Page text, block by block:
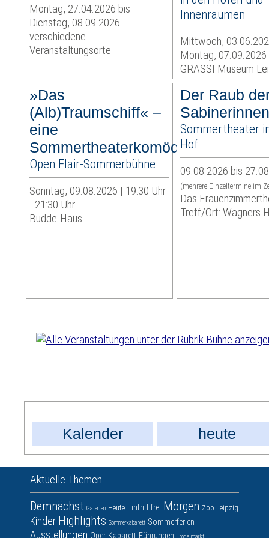
Montag, 27.04.2026 bis
Dienstag, 08.09.2026
verschiedene
Veranstaltungsorte
Innenräumen
Mittwoch,
Montag, 07.09.2026
GRASSI Museum
»Das
(Alb)Traumschiff« –
eine
Sommertheaterkomödie
Open Flair-Sommerbühne
Sonntag, 09.08.2026 | 19:30 Uhr
- 21:30 Uhr
Budde-Haus
Der Raub
Sommertheater
Hof
09.08.2026 bis
(mehrere Einzeltermine im
Das
Treff/Ort: Wagners
Kalender heute
Aktuelle Themen
Demnächst Galerien Heute Eintritt frei Morgen Zoo Leipzig
Kinder Highlights Sommerkabarett Sommerferien
Ausstellungen Oper Kabarett Führungen Trödelmarkt